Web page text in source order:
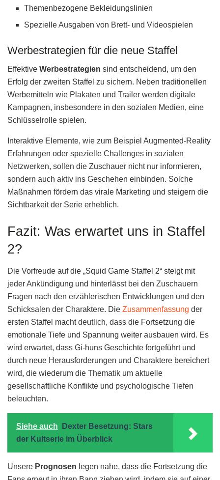
Themenbezogene Bekleidungslinien
Spezielle Ausgaben von Brett- und Videospielen
Werbestrategien für die neue Staffel
Effektive Werbestrategien sind entscheidend, um den
Erfolg der zweiten Staffel zu sichern. Neben traditionellen
Werbemitteln wie Plakaten und Trailer werden digitale
Kampagnen, insbesondere in den sozialen Medien, eine
Schlüsselrolle spielen.
Interaktive Elemente, wie zum Beispiel Augmented-Reality
Erfahrungen oder spezielle Challenges in sozialen
Netzwerken, sollen die Zuschauer nicht nur informieren,
sondern auch aktiv ins Geschehen einbinden. Solche
Maßnahmen fördern das virale Marketing und steigern die
Sichtbarkeit der Serie erheblich.
Fazit: Was erwartet uns in Staffel
2?
Die Vorfreude auf die „Squid Game Staffel 2“ steigt mit
jeder Ankündigung und hinterlässt bei den Zuschauern
Fragen nach den erzählerischen Entwicklungen und den
Schicksalen der Charaktere. Die Zusammenfassung der
ersten Staffel macht deutlich, dass die Fortsetzung die
emotionale Tiefe und Spannung weiter ausbauen wird. Es
wird erwartet, dass Gi-huns Geschichte fortgeführt und
durch neue Herausforderungen und Charaktere bereichert
wird, die wiederum die Thematik um aktuelle
gesellschaftliche Konflikte und psychologische Tiefen
beleuchten.
Siehe auch
Dexter Besetzung: Stars
der Kultserie im Überblick
Unsere Prognosen legen nahe, dass die Fortsetzung die